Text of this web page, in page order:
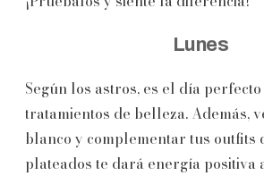
Lunes
Según los astros, es el día
tratamientos de belleza. Además,
blanco y complementar tus outfits
plateados te dará energía positiva